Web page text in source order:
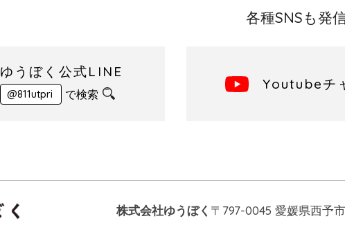
各種SNSも発
ゆうぼく公式LINE
@811utpri で検索
Youtubeチ
株式会社ゆうぼく 〒797-0045 愛媛県西予